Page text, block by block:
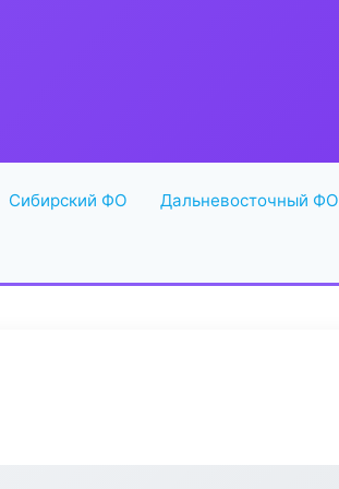
Сибирский ФО Дальневосточный ФО